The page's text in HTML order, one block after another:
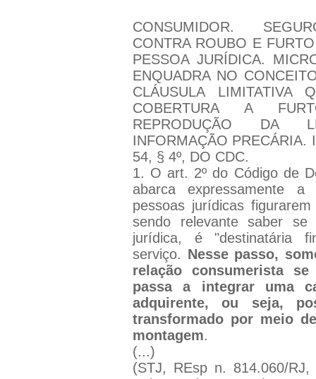
CONSUMIDOR.
CONTRA ROUBO E
PESSOA JURÍDICA.
ENQUADRA NO
CLÁUSULA LIMITATIVA
COBERTURA A
REPRODUÇÃO DA
INFORMAÇÃO PRECÁRIA.
54, § 4º, DO CDC.
1. O art. 2º do Código de
abarca expressamente
pessoas jurídicas
sendo relevante saber
jurídica, é "destinatária
serviço. Nesse passo,
relação consumerista
passa a integrar uma
adquirente, ou seja,
transformado por meio
montagem.
(...)
(STJ, REsp n. 814.060/